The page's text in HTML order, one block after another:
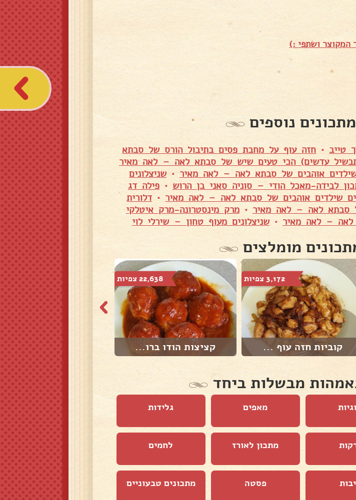
המקוצר ושתפי :)
מתכונים נוספים
טייב • חזה עוף על מחבת פסים בתיבול הורס של סבתא
עדשים) הכי טעים שיש של סבתא לאה – לאה מאיר
אוהבים של סבתא לאה – לאה מאיר •שניצלונים
לבידה-מאכל הודי – סוניה סאני בן הרוש •פילה דג
שילדים אוהבים של סבתא לאה – לאה מאיר • דלורית
סבתא לאה – לאה מאיר •מרק מינסטרונה-מרק איטלקי
לאה – לאה מאיר •שניצלונים מעוף טחון – שירלי לוי
מומלצים
3,172 צפיות
קוביות חזה עוף ...
22,638 צפיות
קציצות הודו ברו...
מבשלות ביחד
מאפים גלידות
מתכון לאורז לחמים
פסטה מתכונים טבעוניים